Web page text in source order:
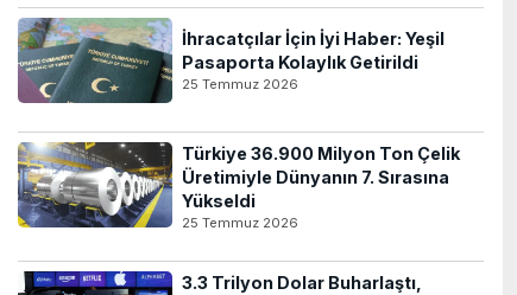
İhracatçılar İçin İyi Haber: Yeşil
Pasaporta Kolaylık Getirildi
25 Temmuz 2026
Türkiye 36.900 Milyon Ton Çelik
Üretimiyle Dünyanın 7. Sırasına
Yükseldi
25 Temmuz 2026
3.3 Trilyon Dolar Buharlaştı,